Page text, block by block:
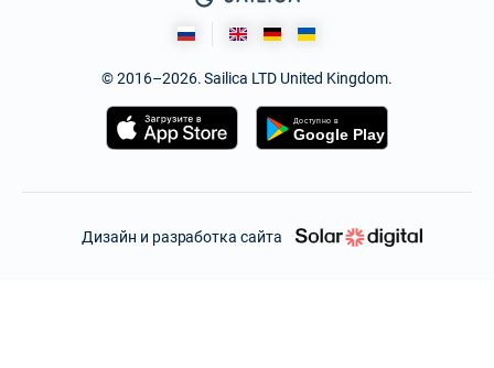
© 2016–2026. Sailica LTD United Kingdom.
Дизайн и разработка сайта